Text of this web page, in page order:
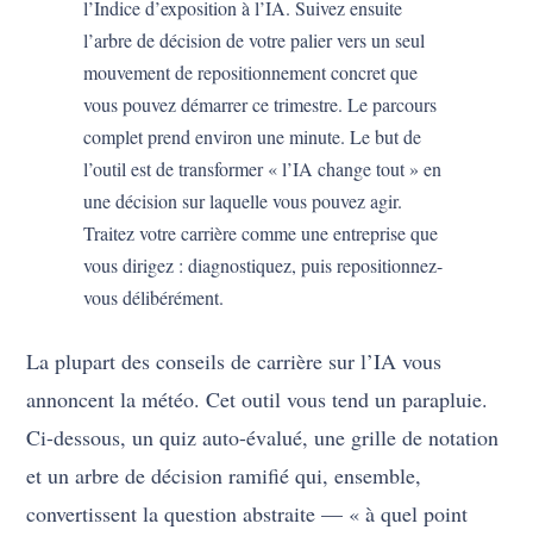
l’Indice d’exposition à l’IA. Suivez ensuite
l’arbre de décision de votre palier vers un seul
mouvement de repositionnement concret que
vous pouvez démarrer ce trimestre. Le parcours
complet prend environ une minute. Le but de
l’outil est de transformer « l’IA change tout » en
une décision sur laquelle vous pouvez agir.
Traitez votre carrière comme une entreprise que
vous dirigez : diagnostiquez, puis repositionnez-
vous délibérément.
La plupart des conseils de carrière sur l’IA vous
annoncent la météo. Cet outil vous tend un parapluie.
Ci-dessous, un quiz auto-évalué, une grille de notation
et un arbre de décision ramifié qui, ensemble,
convertissent la question abstraite — « à quel point